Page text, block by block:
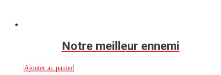
Notre meilleur ennemi
Ajouter au panier